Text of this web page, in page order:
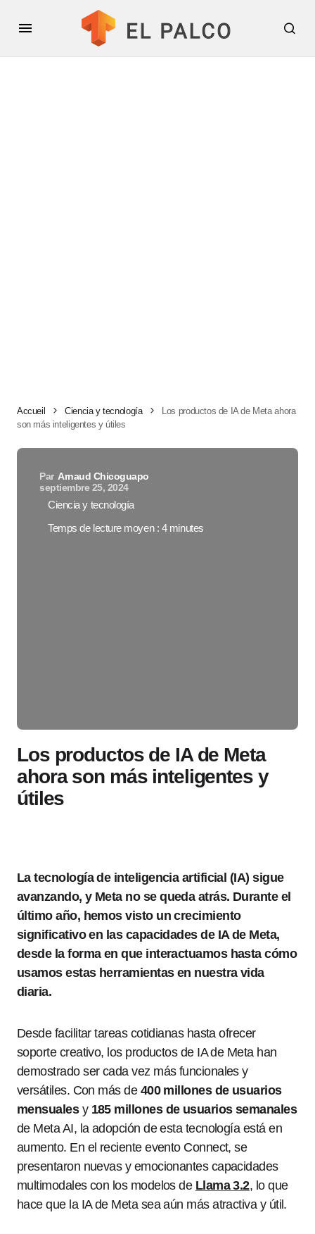
Accueil Ciencia y tecnología
Los productos de IA de Meta ahora
son más inteligentes y útiles
Par Arnaud Chicoguapo
septiembre 25, 2024
Ciencia y tecnología
Temps de lecture moyen : 4 minutes
Los productos de IA de Meta
ahora son más inteligentes y
útiles
La tecnología de inteligencia artificial (IA) sigue
avanzando, y Meta no se queda atrás. Durante el
último año, hemos visto un crecimiento
significativo en las capacidades de IA de Meta,
desde la forma en que interactuamos hasta cómo
usamos estas herramientas en nuestra vida
diaria.
Desde facilitar tareas cotidianas hasta ofrecer
soporte creativo, los productos de IA de Meta han
demostrado ser cada vez más funcionales y
versátiles. Con más de 400 millones de usuarios
mensualesy 185 millones de usuarios semanales
de Meta AI, la adopción de esta tecnología está en
aumento. En el reciente evento Connect, se
presentaron nuevas y emocionantes capacidades
multimodales con los modelos de Llama 3.2, lo que
hace que la IA de Meta sea aún más atractiva y útil.